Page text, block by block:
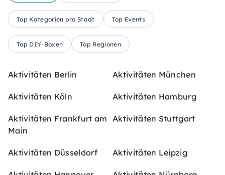
Top Kategorien pro Stadt Top Events
Top DIY-Boxen Top Regionen
Aktivitäten Berlin Aktivitäten München
Aktivitäten Köln Aktivitäten Hamburg
Aktivitäten Frankfurt am
Main
Aktivitäten Stuttgart
Aktivitäten Düsseldorf Aktivitäten Leipzig